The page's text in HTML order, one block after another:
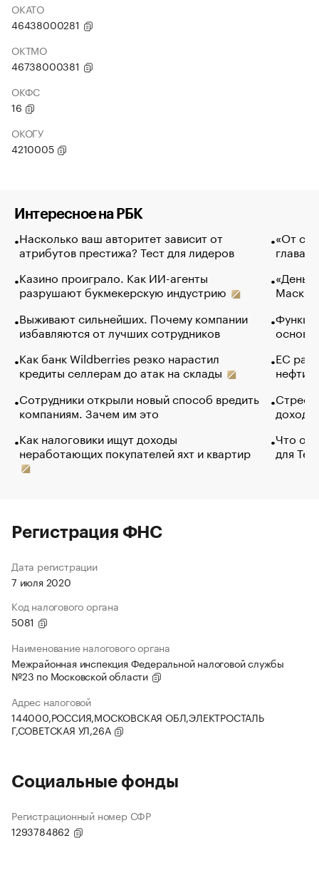
ОКАТО
46438000281
ОКТМО
46738000381
ОКФС
16
ОКОГУ
4210005
Интересное на РБК
Насколько ваш авторитет зависит от
атрибутов престижа? Тест для лидеров
Казино проиграло. Как ИИ-агенты
разрушают букмекерскую индустрию
Выживают сильнейших. Почему компании
избавляются от лучших сотрудников
Как банк Wildberries резко нарастил
кредиты селлерам до атак на склады
Сотрудники открыли новый способ вредить
компаниям. Зачем им это
Как налоговики ищут доходы
неработающих покупателей яхт и квартир
«От
глава
Маск в
основ
ЕС
нефти
Что
для
Регистрация ФНС
Дата регистрации
7 июля 2020
Код налогового органа
5081
Наименование налогового органа
Межрайонная инспекция Федеральной налоговой службы
№23 по Московской области
Адрес налоговой
144000,РОССИЯ,МОСКОВСКАЯ ОБЛ,ЭЛЕКТРОСТАЛЬ
Г,СОВЕТСКАЯ УЛ,26А
Социальные фонды
Регистрационный номер СФР
1293784862